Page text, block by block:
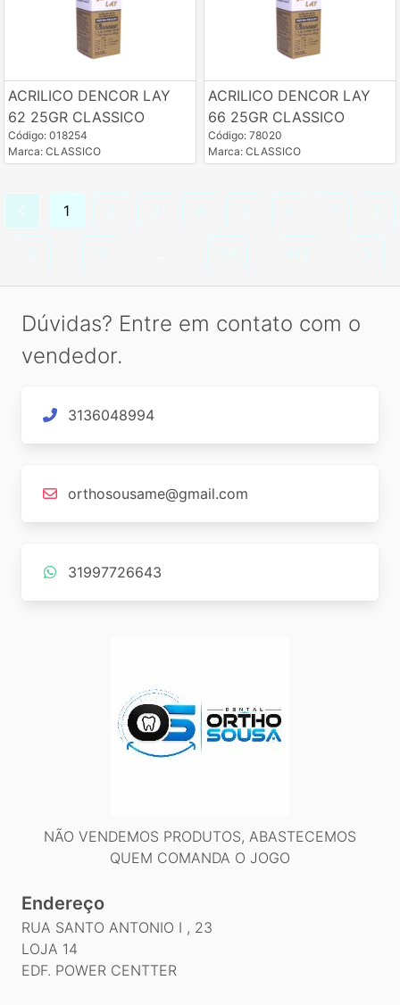
ACRILICO DENCOR LAY
62 25GR CLASSICO
Código: 018254
Marca: CLASSICO
ACRILICO DENCOR LAY
66 25GR CLASSICO
Código: 78020
Marca: CLASSICO
1
Dúvidas? Entre em contato com o
vendedor.
3136048994
orthosousame@gmail.com
31997726643
NÃO VENDEMOS PRODUTOS, ABASTECEMOS
QUEM COMANDA O JOGO
Endereço
RUA SANTO ANTONIO I , 23
LOJA 14
EDF. POWER CENTTER